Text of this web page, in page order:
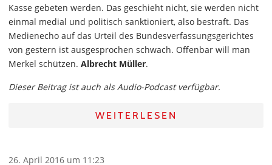
Kasse gebeten werden. Das geschieht nicht, sie werden nicht
einmal medial und politisch sanktioniert, also bestraft. Das
Medienecho auf das Urteil des Bundesverfassungsgerichtes
von gestern ist ausgesprochen schwach. Offenbar will man
Merkel schützen. Albrecht Müller.
Dieser Beitrag ist auch als Audio-Podcast verfügbar.
WEITERLESEN
26. April 2016 um 11:23